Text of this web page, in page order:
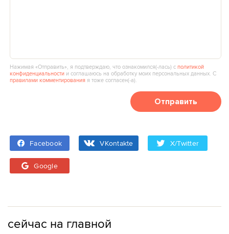
Нажимая «Отправить», я подтверждаю, что ознакомился(‑лась) сполитикой
конфиденциальности и соглашаюсь на обработку моих персональных данных. С
правилами комментирования я тоже согласен(‑а).
Отправить
Facebook VKontakte X/Twitter
Google
сейчас на главной